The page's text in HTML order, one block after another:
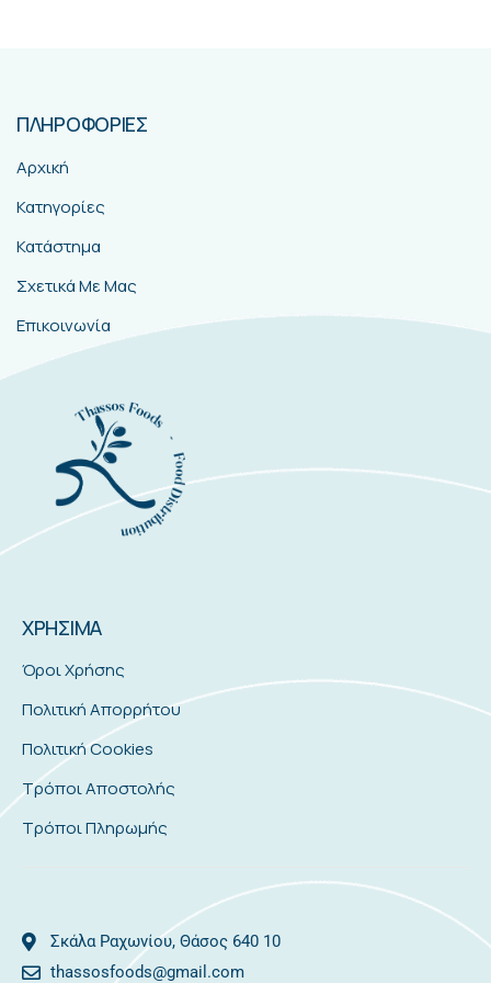
ΠΛΗΡΟΦΟΡΙΕΣ
Αρχική
Κατηγορίες
Κατάστημα
Σχετικά Με Μας
Επικοινωνία
ΧΡΗΣΙΜΑ
Όροι Χρήσης
Πολιτική Απορρήτου
Πολιτική Cookies
Τρόποι Αποστολής
Τρόποι Πληρωμής
Σκάλα Ραχωνίου, Θάσος 640 10
thassosfoods@gmail.com